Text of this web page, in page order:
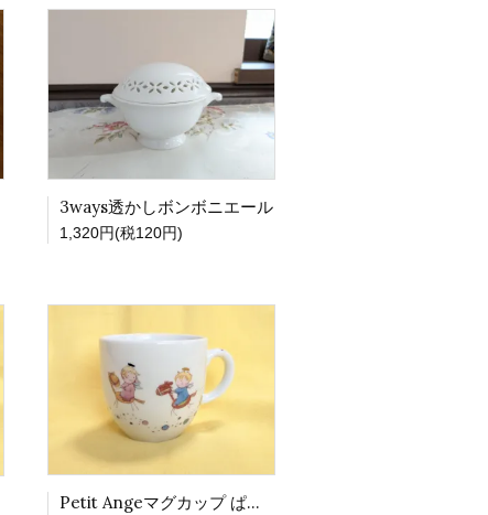
3ways透かしボンボニエール
1,320円(税120円)
Petit Angeマグカップ ぱっぱかおさんぽ